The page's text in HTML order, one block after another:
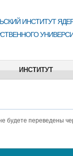
ИНСТИТУТ
ИНСТИТУТ
будете переведены